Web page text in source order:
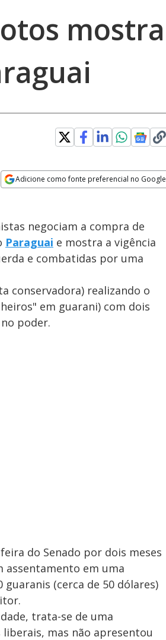
mostra
Adicione como fonte preferencial no Google
negociam a compra de
Paraguai e mostra a vigência
e combatidas por uma
conservadora) realizando o
em guarani) com dois
poder.
do Senado por dois meses
assentamento em uma
(cerca de 50 dólares)
trata-se de uma
mas não apresentou